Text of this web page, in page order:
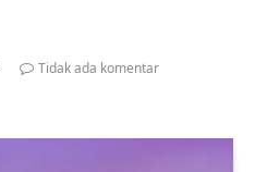
Tidak ada komentar